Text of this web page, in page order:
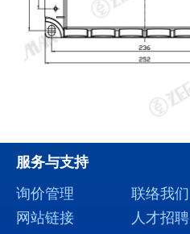
服务与支持
询价管理
联络我们
网站链接
人才招聘